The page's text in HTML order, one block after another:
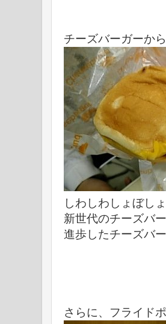
チーズバーガーか
しわしわしょぼしょ
新世代のチーズバ
進歩したチーズバー
さらに、フライド